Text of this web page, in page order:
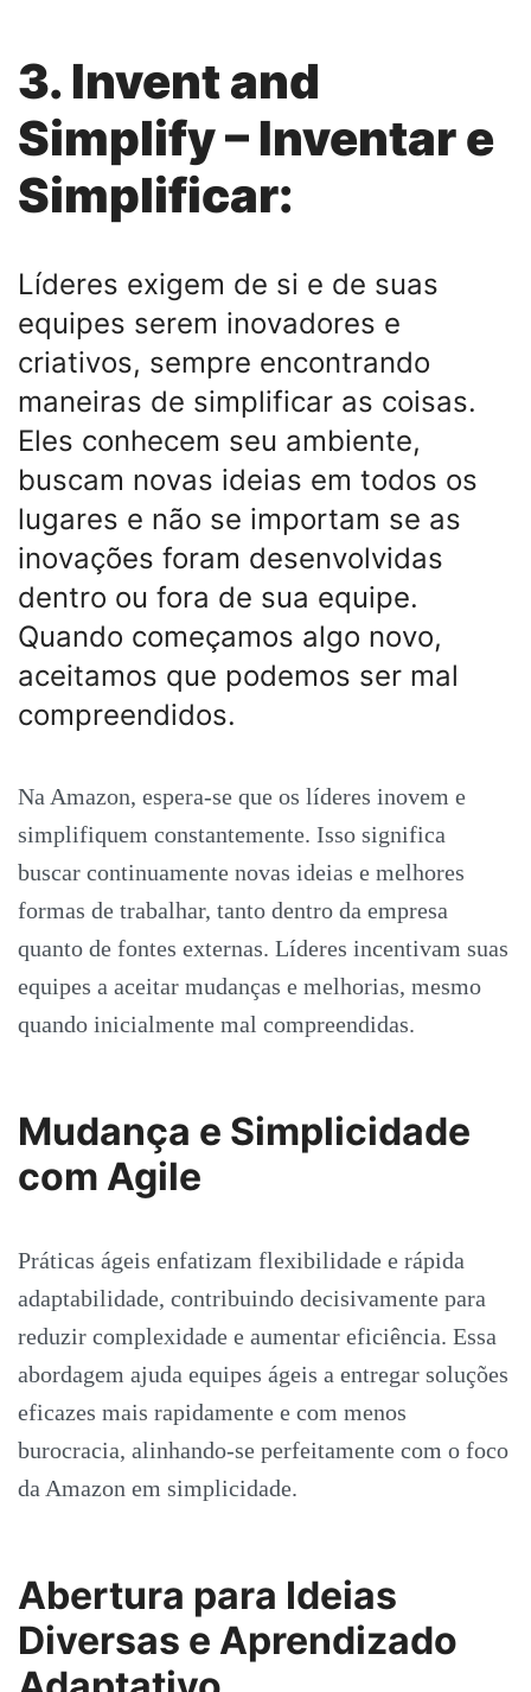
3. Invent and
Simplify – Inventar e
Simplificar:
Líderes exigem de si e de suas
equipes serem inovadores e
criativos, sempre encontrando
maneiras de simplificar as coisas.
Eles conhecem seu ambiente,
buscam novas ideias em todos os
lugares e não se importam se as
inovações foram desenvolvidas
dentro ou fora de sua equipe.
Quando começamos algo novo,
aceitamos que podemos ser mal
compreendidos.
Na Amazon, espera-se que os líderes inovem e
simplifiquem constantemente. Isso significa
buscar continuamente novas ideias e melhores
formas de trabalhar, tanto dentro da empresa
quanto de fontes externas. Líderes incentivam suas
equipes a aceitar mudanças e melhorias, mesmo
quando inicialmente mal compreendidas.
Mudança e Simplicidade
com Agile
Práticas ágeis enfatizam flexibilidade e rápida
adaptabilidade, contribuindo decisivamente para
reduzir complexidade e aumentar eficiência. Essa
abordagem ajuda equipes ágeis a entregar soluções
eficazes mais rapidamente e com menos
burocracia, alinhando-se perfeitamente com o foco
da Amazon em simplicidade.
Abertura para Ideias
Diversas e Aprendizado